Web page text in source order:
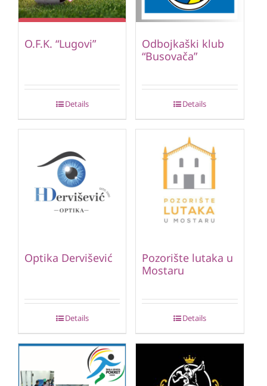
O.F.K. “Lugovi”
Details
Odbojkaški klub
“Busovača”
Details
Optika Dervišević
Details
Pozorište lutaka u
Mostaru
Details